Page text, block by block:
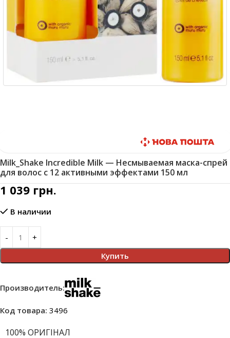
Milk_Shake Incredible Milk — Несмываемая маска-спрей
для волос с 12 активными эффектами 150 мл
1 039 грн.
В наличии
Купить
Производитель:
Код товара: 3496
100% ОРИГІНАЛ